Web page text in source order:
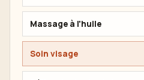
Massage à l'huile
Soin visage